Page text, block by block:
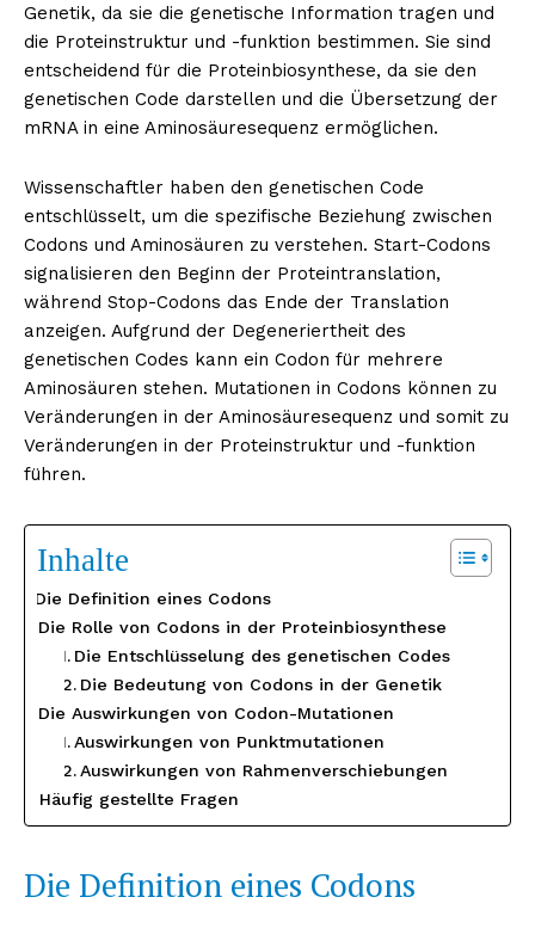
Genetik, da sie die genetische Information tragen und
die Proteinstruktur und -funktion bestimmen. Sie sind
entscheidend für die Proteinbiosynthese, da sie den
genetischen Code darstellen und die Übersetzung der
mRNA in eine Aminosäuresequenz ermöglichen.
Wissenschaftler haben den genetischen Code
entschlüsselt, um die spezifische Beziehung zwischen
Codons und Aminosäuren zu verstehen. Start-Codons
signalisieren den Beginn der Proteintranslation,
während Stop-Codons das Ende der Translation
anzeigen. Aufgrund der Degeneriertheit des
genetischen Codes kann ein Codon für mehrere
Aminosäuren stehen. Mutationen in Codons können zu
Veränderungen in der Aminosäuresequenz und somit zu
Veränderungen in der Proteinstruktur und -funktion
führen.
Inhalte
Die Definition eines Codons
Die Rolle von Codons in der Proteinbiosynthese
Die Entschlüsselung des genetischen Codes
Die Bedeutung von Codons in der Genetik
Die Auswirkungen von Codon-Mutationen
Auswirkungen von Punktmutationen
Auswirkungen von Rahmenverschiebungen
Häufig gestellte Fragen
Die Definition eines Codons